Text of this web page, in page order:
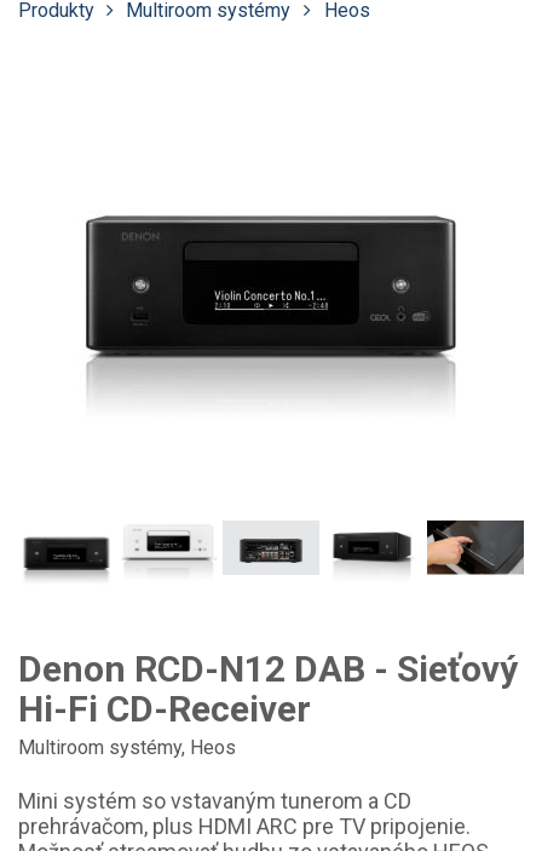
Produkty Multiroom systémy Heos
Denon RCD-N12 DAB - Sieťový
Hi-Fi CD-Receiver
Multiroom systémy, Heos
Mini systém so vstavaným tunerom a CD
prehrávačom, plus HDMI ARC pre TV pripojenie.